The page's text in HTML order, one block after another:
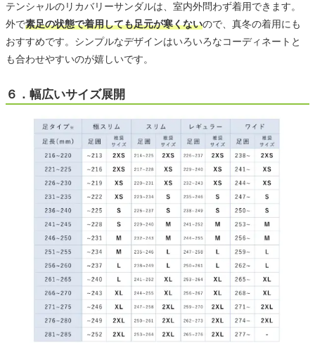
テンシャルのリカバリーサンダルは、室内外問わず着用できます。
外で素足の状態で着用しても足元が寒くないので、真冬の着用にも
おすすめです。シンプルなデザインはいろいろなコーディネートと
も合わせやすいのが嬉しいです。
６．幅広いサイズ展開